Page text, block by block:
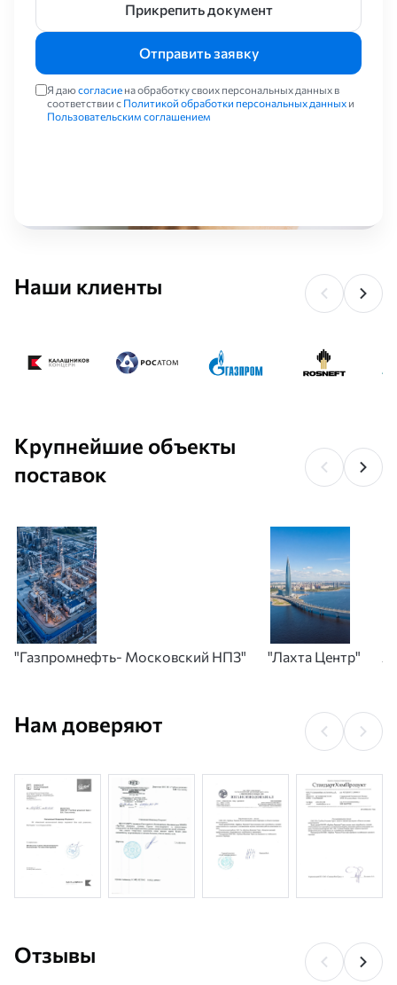
Прикрепить документ
Отправить заявку
Я даюсогласие на обработку своих персональных данных в
соответствии с Политикой обработки персональных данных и
Пользовательским соглашением
Наши клиенты
Крупнейшие объекты
поставок
"Газпромнефть- Московский НПЗ" "Лахта Центр"
Нам доверяют
Отзывы